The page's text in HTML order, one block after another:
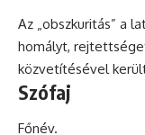
Az „obszkuritás” a
homályt,
közvetítésével
Szófaj
Főnév.